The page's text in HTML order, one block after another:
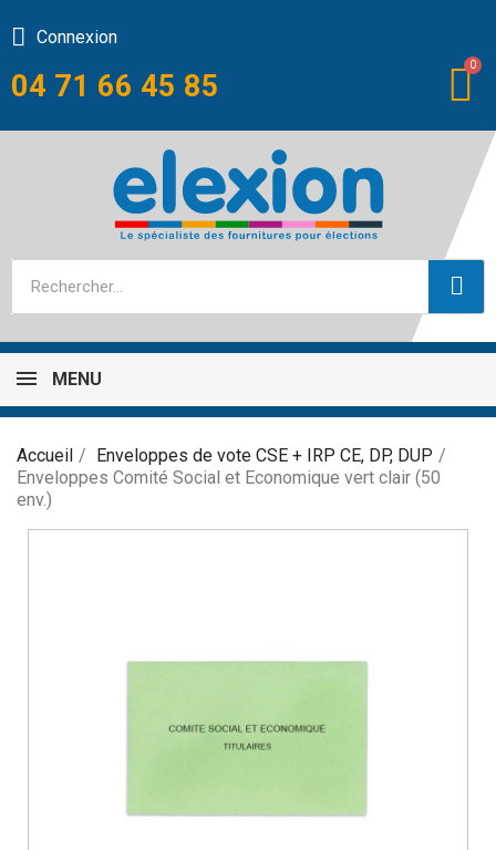
04 71 66 45 85
Connexion
MENU
Accueil
Enveloppes de vote CSE + IRP CE, DP, DUP
Enveloppes Comité Social et Economique vert clair (50
env.)